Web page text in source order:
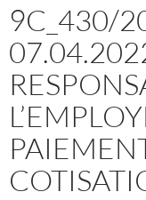
9C_430/